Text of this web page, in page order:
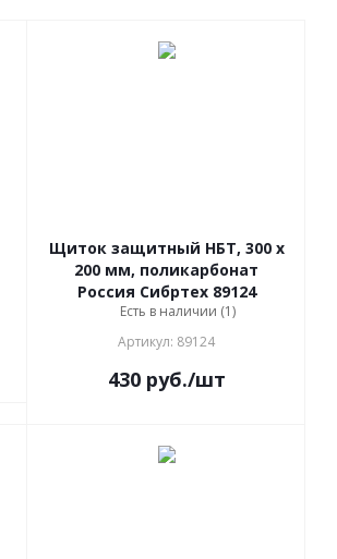
Щиток защитный НБТ, 300 х
200 мм, поликарбонат
Россия Сибртех 89124
Есть в наличии (1)
Артикул: 89124
430руб./шт